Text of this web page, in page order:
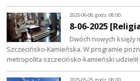
2025-06-08, godz. 08:00
8-06-2025
Dwóch nowych księży
Szczecińsko-Kamieńska. W programie
metropolita szczecińsko-kamieński udzielił